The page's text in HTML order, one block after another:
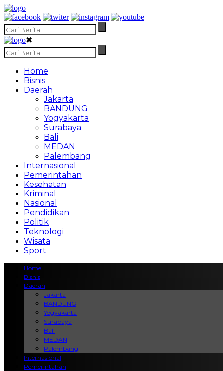
✖
Home
Bisnis
Daerah
Jakarta
BANDUNG
Yogyakarta
Surabaya
Bali
MEDAN
Palembang
Internasional
Pemerintahan
Kesehatan
Kriminal
Nasional
Pendidikan
Politik
Teknologi
Wisata
Sport
Home
Bisnis
Daerah
Jakarta
BANDUNG
Yogyakarta
Surabaya
Bali
MEDAN
Palembang
Internasional
Pemerintahan